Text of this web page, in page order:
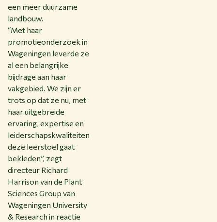
een meer duurzame
landbouw.
“Met haar
promotieonderzoek in
Wageningen leverde ze
al een belangrijke
bijdrage aan haar
vakgebied. We zijn er
trots op dat ze nu, met
haar uitgebreide
ervaring, expertise en
leiderschapskwaliteiten
deze leerstoel gaat
bekleden”, zegt
directeur Richard
Harrison van de Plant
Sciences Group van
Wageningen University
& Research in reactie